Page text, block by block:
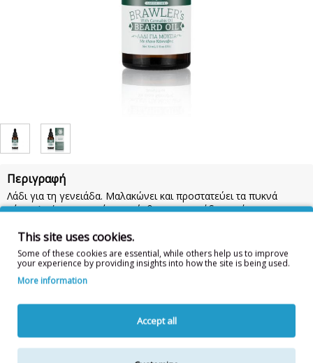
Περιγραφή
Λάδι για τη γενειάδα. Μαλακώνει και προστατεύει τα πυκνά
γένια. Αφήνει μια υπέροχη αίσθηση φρεσκάδας με άρωμα
Οδηγίες χρήσης:Απλώνετε μερικές σταγόνες στα χέρια σας και
κάνετε μασάζ στα γένια σας.
Συστατικά: DIMETHICONE, DIMETHICONOL, LINUM USITATISSIMUM SEED OIL,
CABLIN OIL, TETRAMETHYL ACETYLOCTAHYDRONAPHTHALENES, LIMONENE,
LINALYL ACETATE, LINALOOL, PINENE, BETA-CARYOPHYLLENE,
HEXADECANOLACTONE, CITRAL, CITRONELLOL
This site uses cookies.
Some of these cookies are essential, while others help us to improve
your experience by providing insights into how the site is being used.
More information
Accept all